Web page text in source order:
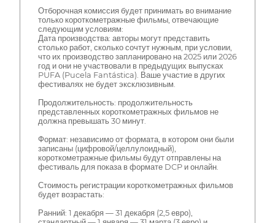
Отборочная комиссия будет принимать во внимание
только короткометражные фильмы, отвечающие
следующим условиям:
Дата производства: авторы могут представить
столько работ, сколько сочтут нужным, при условии,
что их производство запланировано на 2025 или 2026
год и они не участвовали в предыдущих выпусках
PUFA (Pucela Fantástica). Ваше участие в других
фестивалях не будет эксклюзивным.
Продолжительность: продолжительность
представленных короткометражных фильмов не
должна превышать 30 минут.
Формат: независимо от формата, в котором они были
записаны (цифровой/целлулоидный),
короткометражные фильмы будут отправлены на
фестиваль для показа в формате DCP и онлайн.
Стоимость регистрации короткометражных фильмов
будет возрастать:
Ранний: 1 декабря — 31 декабря (2,5 евро),